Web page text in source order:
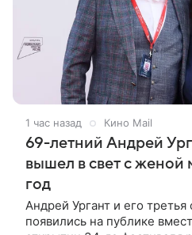
1 час назад Кино Mail
69-летний Андрей
вышел в свет с женой
год
Андрей Ургант и его
появились на публике